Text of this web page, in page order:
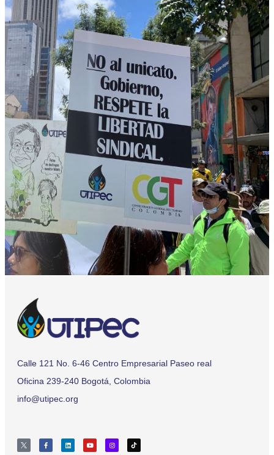
Calle 121 No. 6-46 Centro Empresarial Paseo real
Oficina 239-240 Bogotá, Colombia
info@utipec.org